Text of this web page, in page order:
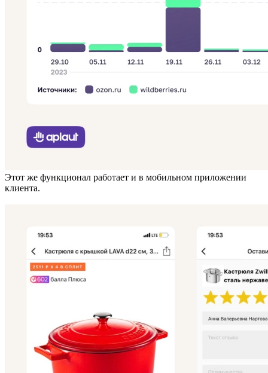
Этот же функционал работает и в мобильном приложении
клиента.